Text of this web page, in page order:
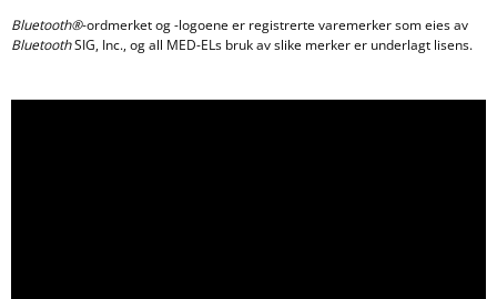
Bluetooth®-ordmerket og -logoene er registrerte varemerker som eies av
BluetoothSIG, Inc., og all MED-ELs bruk av slike merker er underlagt lisens.